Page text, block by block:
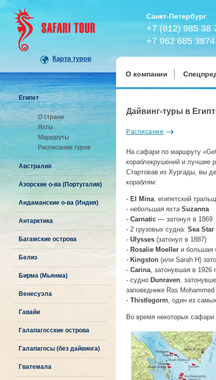
Карта туров
Санкт-Петербург
+7 (812) 985 38
+7 962 685 3874
О компании
Египет
О стране
Яхты
Маршруты
Расписание туров
Австралия
Азорские о-ва (Португалия)
Андаманские о-ва (Индия)
Антарктика
Багамские острова
Белиз
Бирма (Мьянма)
Венесуэла
Гавайи
Галапагосские острова
Галапагосы (без дайвинга)
Гватемала
Дайвинг-туры в
Расписание
На сафари по маршруту
кораблекрушений и лучшие
Стартовав из Хургады, вы
кораблям:
- El Mina, египетский
- небольшая яхта Suzanna
- Carnatic — затонул в 1869
- 2 грузовых судна: Sea Star
- Ulysses (затонул в 1887)
- Rosalie Moeller и большая
- Kingston (или Sarah H)
- Carina, затонувшая в 1926
- судно Dunraven,
заповеднике Ras Mohammed
- Thistlegorm, один из
Во время некоторых